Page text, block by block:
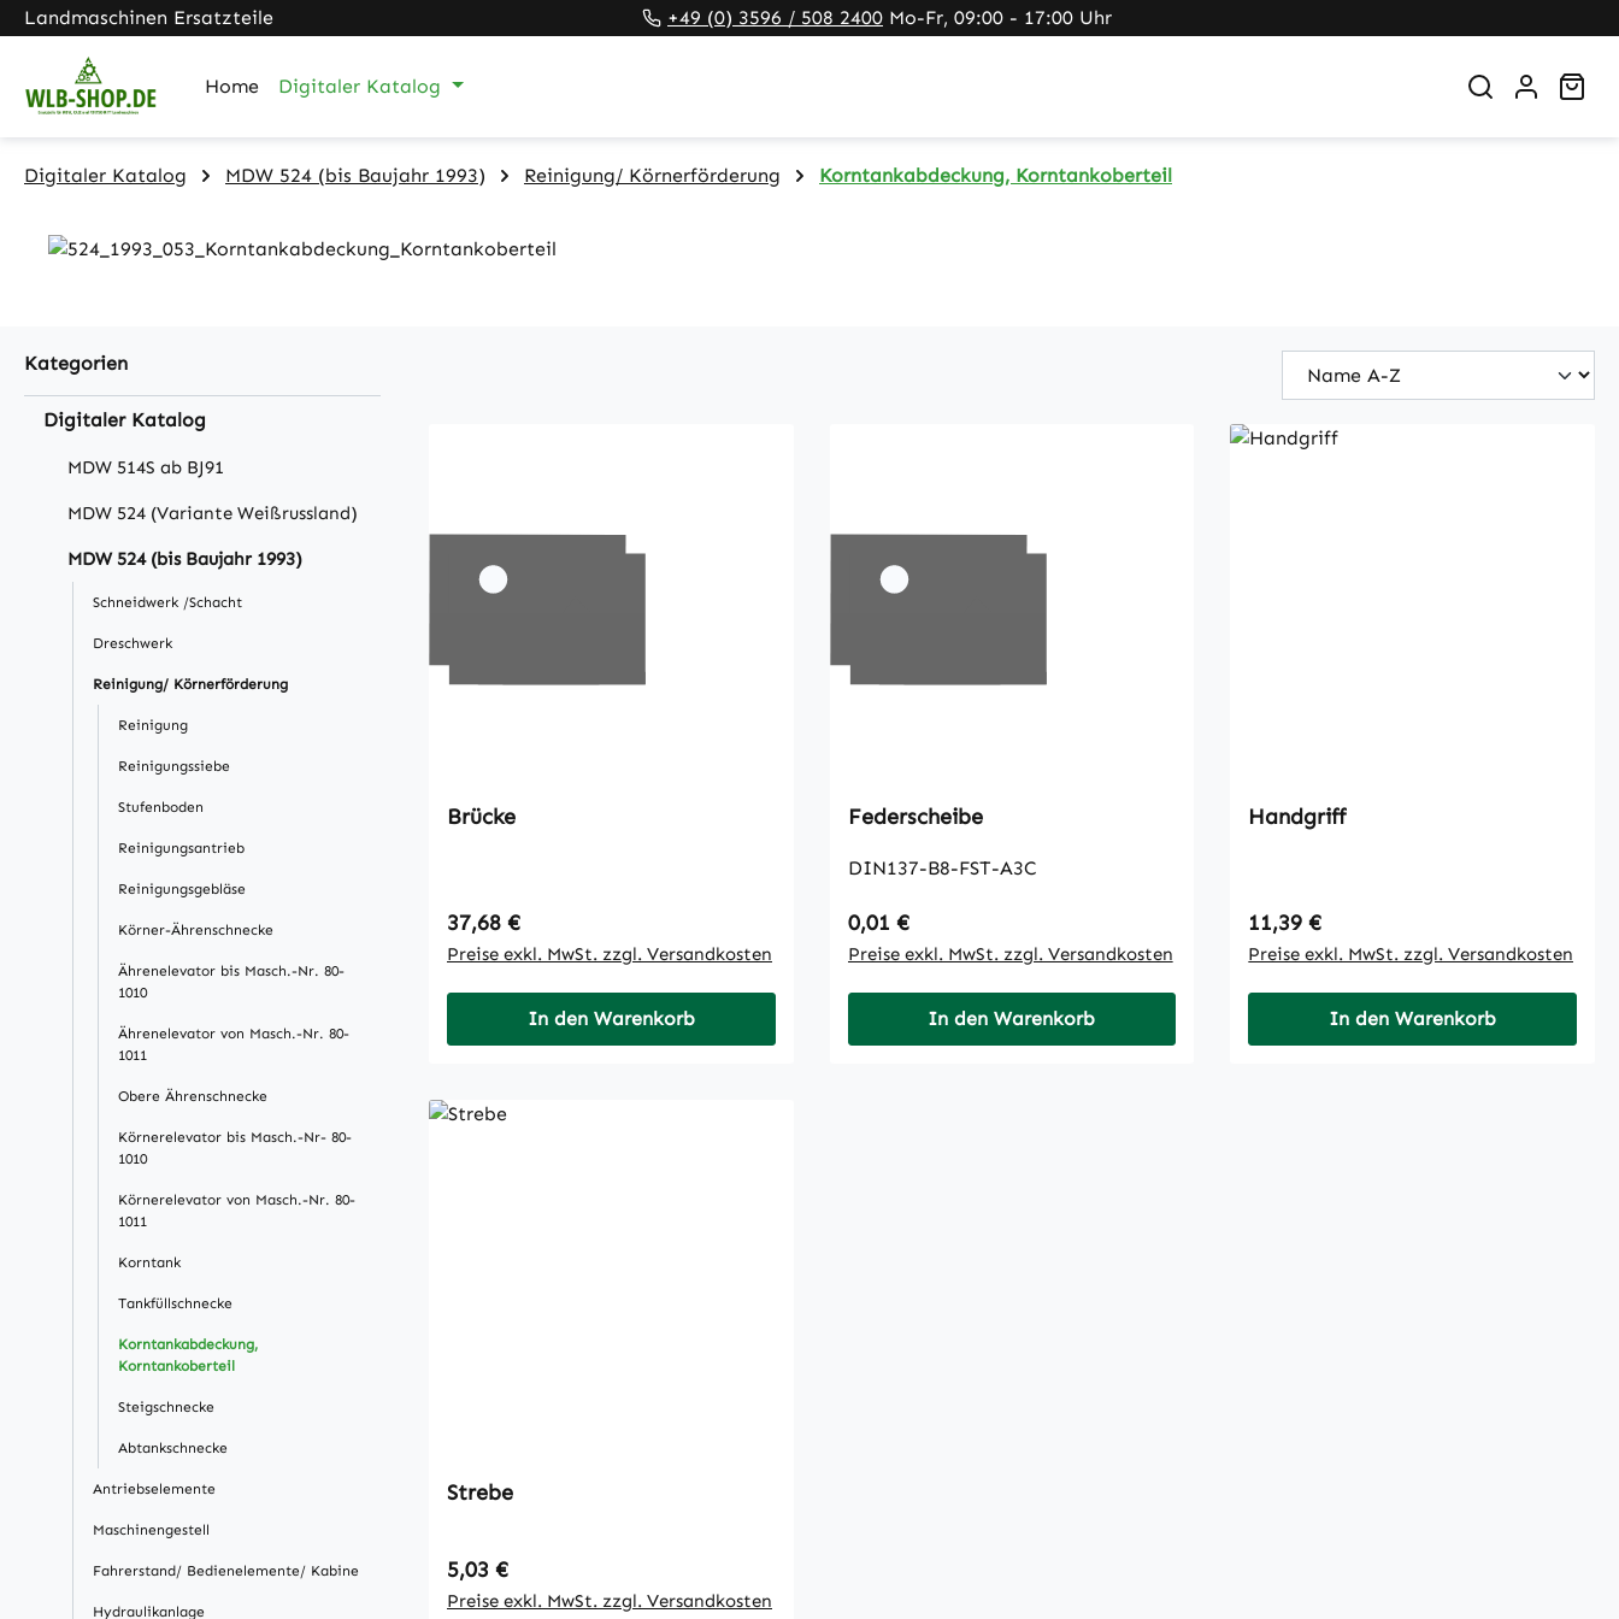
Hauptinhalt springen
Zur Suche springen
Zur Hauptnavigation springen
Landmaschinen Ersatzteile +49 (0) 3596 / 508 2400 Mo-Fr, 09:00 - 17:00 Uhr
Home Digitaler Katalog
Digitaler Katalog MDW 524 (bis Baujahr 1993) Reinigung/ Körnerförderung Korntankabdeckung, Korntankoberteil
Kategorien
Digitaler Katalog
MDW 514S ab BJ91
MDW 524 (Variante Weißrussland)
MDW 524 (bis Baujahr 1993)
Schneidwerk /Schacht
Dreschwerk
Reinigung/ Körnerförderung
Reinigung
Reinigungssiebe
Stufenboden
Reinigungsantrieb
Reinigungsgebläse
Körner-Ährenschnecke
Ährenelevator bis Masch.-Nr. 80-
1010
Ährenelevator von Masch.-Nr. 80-
1011
Obere Ährenschnecke
Körnerelevator bis Masch.-Nr- 80-
1010
Körnerelevator von Masch.-Nr. 80-
1011
Korntank
Tankfüllschnecke
Korntankabdeckung,
Korntankoberteil
Steigschnecke
Abtankschnecke
Antriebselemente
Maschinengestell
Fahrerstand/ Bedienelemente/ Kabine
Hydraulikanlage
Brücke
Regulärer Preis:
37,68 €
Preise exkl. MwSt. zzgl. Versandkosten
In den Warenkorb
Federscheibe
DIN137-B8-FST-A3C
Regulärer Preis:
0,01 €
Preise exkl. MwSt. zzgl. Versandkosten
In den Warenkorb
Handgriff
Regulärer Preis:
11,39 €
Preise exkl. MwSt. zzgl. Versandkosten
In den Warenkorb
Strebe
Regulärer Preis:
5,03 €
Preise exkl. MwSt. zzgl. Versandkosten